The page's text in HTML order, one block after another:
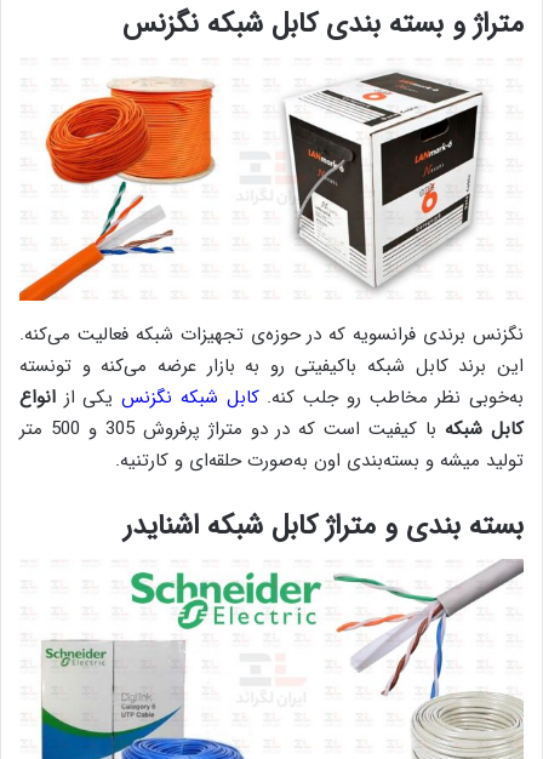
متراژ و بسته بندی کابل شبکه نگزنس
نگزنس برندی فرانسویه که در حوزه‌ی تجهیزات شبکه فعالیت می‌کنه.
این برند کابل شبکه باکیفیتی رو به بازار عرضه می‌کنه و تونسته
به‌خوبی نظر مخاطب رو جلب کنه.کابل شبکه نگزنسیکی از انواع
کابل شبکه
با کیفیت است که در دو متراژ پرفروش 305 و 500 متر
تولید میشه و بسته‌بندی اون به‌صورت حلقه‌ای و کارتنیه.
بسته بندی و متراژ کابل شبکه اشنایدر